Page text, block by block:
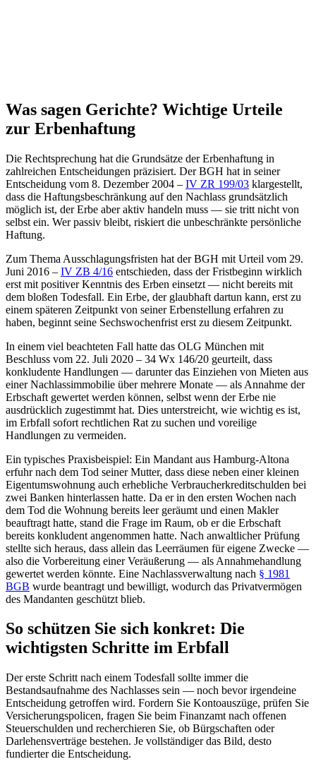
Was sagen Gerichte? Wichtige Urteile
zur Erbenhaftung
Die Rechtsprechung hat die Grundsätze der Erbenhaftung in
zahlreichen Entscheidungen präzisiert. Der BGH hat in seiner
Entscheidung vom 8. Dezember 2004 – IV ZR 199/03 klargestellt,
dass die Haftungsbeschränkung auf den Nachlass grundsätzlich
möglich ist, der Erbe aber aktiv handeln muss — sie tritt nicht von
selbst ein. Wer passiv bleibt, riskiert die unbeschränkte persönliche
Haftung.
Zum Thema Ausschlagungsfristen hat der BGH mit Urteil vom 29.
Juni 2016 – IV ZB 4/16 entschieden, dass der Fristbeginn wirklich
erst mit positiver Kenntnis des Erben einsetzt — nicht bereits mit
dem bloßen Todesfall. Ein Erbe, der glaubhaft dartun kann, erst zu
einem späteren Zeitpunkt von seiner Erbenstellung erfahren zu
haben, beginnt seine Sechswochenfrist erst zu diesem Zeitpunkt.
In einem viel beachteten Fall hatte das OLG München mit
Beschluss vom 22. Juli 2020 – 34 Wx 146/20 geurteilt, dass
konkludente Handlungen — darunter das Einziehen von Mieten aus
einer Nachlassimmobilie über mehrere Monate — als Annahme der
Erbschaft gewertet werden können, selbst wenn der Erbe nie
ausdrücklich zugestimmt hat. Dies unterstreicht, wie wichtig es ist,
im Erbfall sofort rechtlichen Rat zu suchen und voreilige
Handlungen zu vermeiden.
Ein typisches Praxisbeispiel: Ein Mandant aus Hamburg-Altona
erfuhr nach dem Tod seiner Mutter, dass diese neben einer kleinen
Eigentumswohnung auch erhebliche Verbraucherkreditschulden bei
zwei Banken hinterlassen hatte. Da er in den ersten Wochen nach
dem Tod die Wohnung bereits leer geräumt und einen Makler
beauftragt hatte, stand die Frage im Raum, ob er die Erbschaft
bereits konkludent angenommen hatte. Nach anwaltlicher Prüfung
stellte sich heraus, dass allein das Leerräumen für eigene Zwecke —
also die Vorbereitung einer Veräußerung — als Annahmehandlung
gewertet werden könnte. Eine Nachlassverwaltung nach § 1981
BGB wurde beantragt und bewilligt, wodurch das Privatvermögen
des Mandanten geschützt blieb.
So schützen Sie sich konkret: Die
wichtigsten Schritte im Erbfall
Der erste Schritt nach einem Todesfall sollte immer die
Bestandsaufnahme des Nachlasses sein — noch bevor irgendeine
Entscheidung getroffen wird. Fordern Sie Kontoauszüge, prüfen Sie
Versicherungspolicen, fragen Sie beim Finanzamt nach offenen
Steuerschulden und recherchieren Sie, ob Bürgschaften oder
Darlehensverträge bestehen. Je vollständiger das Bild, desto
fundierter die Entscheidung.